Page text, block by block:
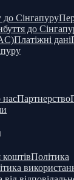
до Сінгапуру
до
Платіжні дані
Партнерство
Політика